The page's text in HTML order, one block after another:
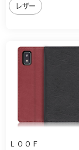
レザー
ＬＯＯＦ